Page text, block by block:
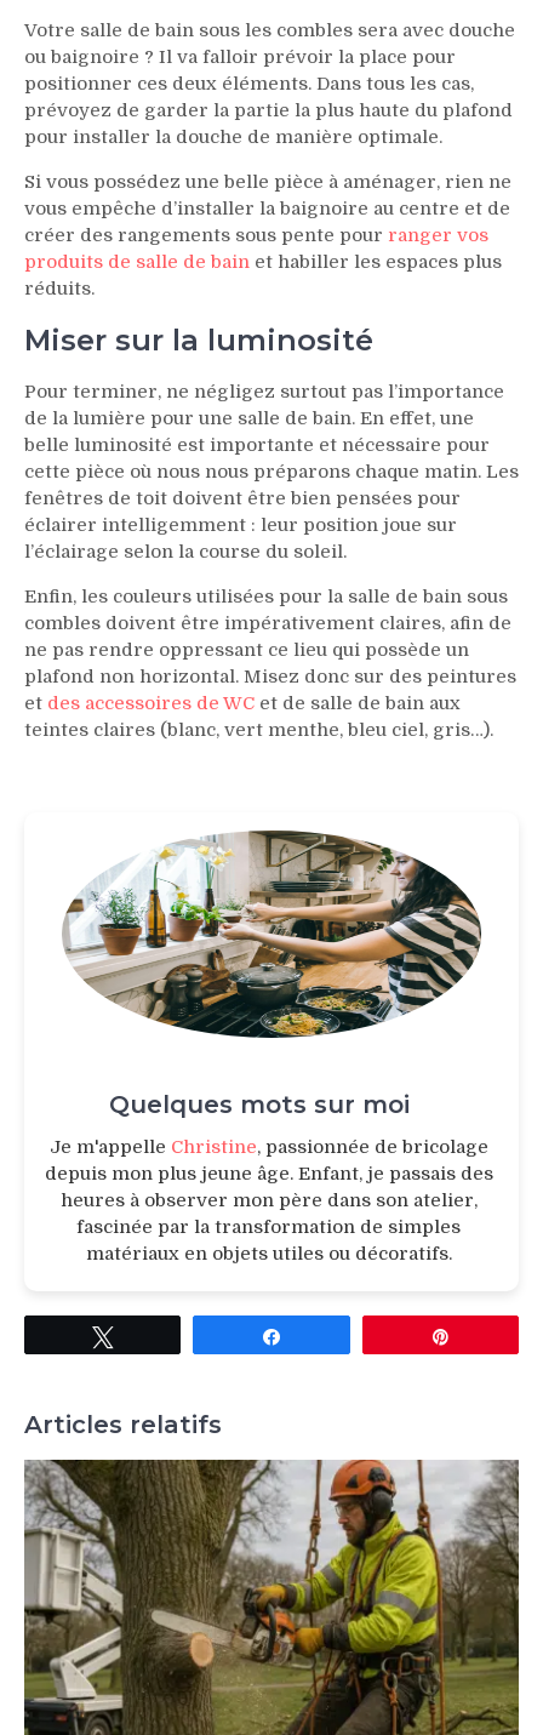
Votre salle de bain sous les combles sera avec douche
ou baignoire ? Il va falloir prévoir la place pour
positionner ces deux éléments. Dans tous les cas,
prévoyez de garder la partie la plus haute du plafond
pour installer la douche de manière optimale.
Si vous possédez une belle pièce à aménager, rien ne
vous empêche d’installer la baignoire au centre et de
créer des rangements sous pente pour ranger vos
produits de salle de bain et habiller les espaces plus
réduits.
Miser sur la luminosité
Pour terminer, ne négligez surtout pas l’importance
de la lumière pour une salle de bain. En effet, une
belle luminosité est importante et nécessaire pour
cette pièce où nous nous préparons chaque matin. Les
fenêtres de toit doivent être bien pensées pour
éclairer intelligemment : leur position joue sur
l’éclairage selon la course du soleil.
Enfin, les couleurs utilisées pour la salle de bain sous
combles doivent être impérativement claires, afin de
ne pas rendre oppressant ce lieu qui possède un
plafond non horizontal. Misez donc sur des peintures
et des accessoires de WC et de salle de bain aux
teintes claires (blanc, vert menthe, bleu ciel, gris…).
Quelques mots sur moi
Je m'appelle Christine, passionnée de bricolage
depuis mon plus jeune âge. Enfant, je passais des
heures à observer mon père dans son atelier,
fascinée par la transformation de simples
matériaux en objets utiles ou décoratifs.
Articles relatifs